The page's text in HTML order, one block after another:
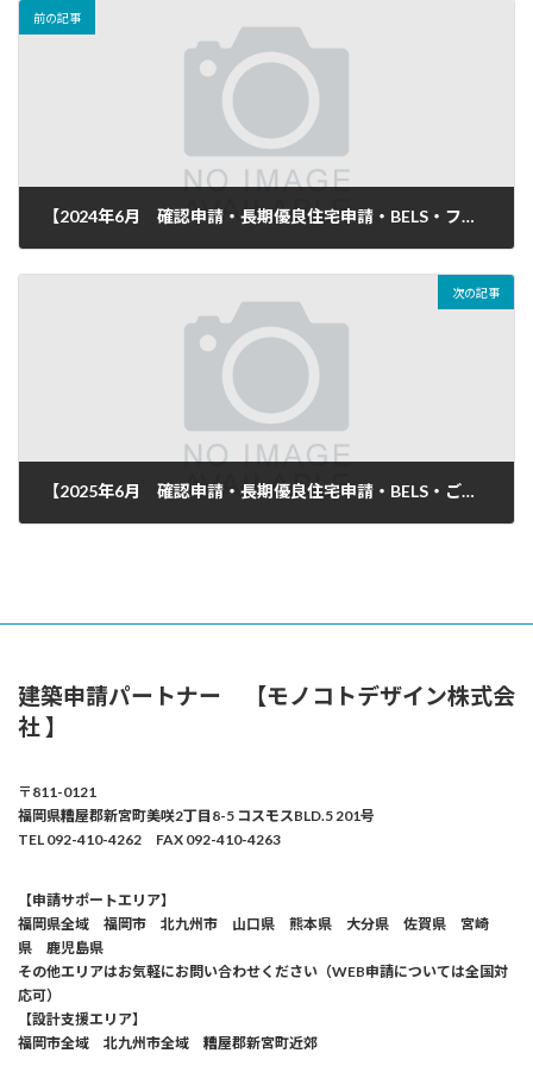
前の記事
【2024年6月 確認申請・長期優良住宅申請・BELS・フラット35 ご依頼頂き完了致しました】
次の記事
【2025年6月 確認申請・長期優良住宅申請・BELS・ご依頼頂き完了致しました】
建築申請パートナー 【モノコトデザイン株式会
社 】
〒811-0121
福岡県糟屋郡新宮町美咲2丁目8-5 コスモスBLD.5 201号
TEL 092-410-4262 FAX 092-410-4263
【申請サポートエリア】
福岡県全域 福岡市 北九州市 山口県 熊本県 大分県 佐賀県 宮崎
県 鹿児島県
その他エリアはお気軽にお問い合わせください（WEB申請については全国対
応可）
【設計支援エリア】
福岡市全域 北九州市全域 糟屋郡新宮町近郊